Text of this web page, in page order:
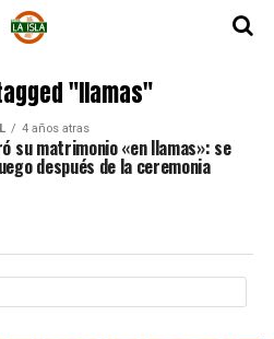
"llamas"
4 años atras
su matrimonio «en llamas»: se
después de la ceremonia